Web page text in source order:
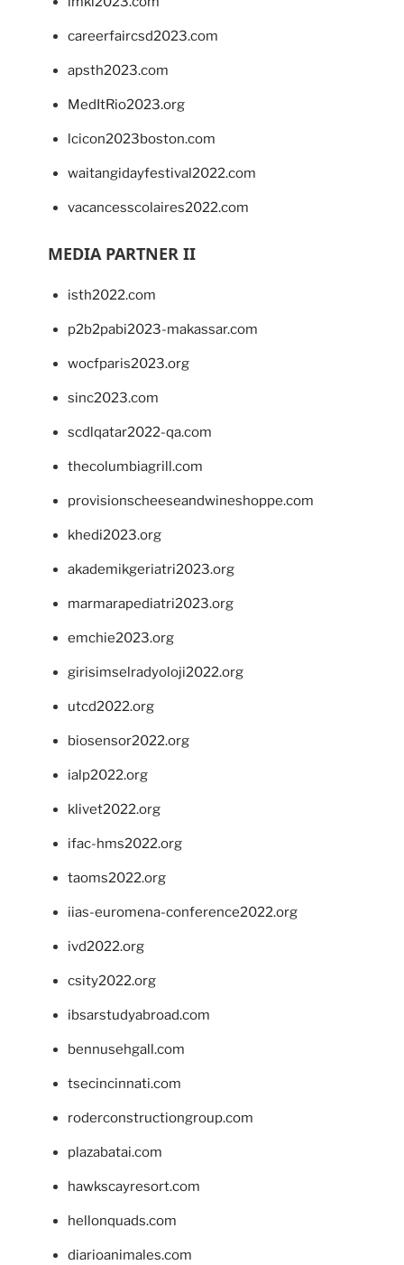
careerfaircsd2023.com
apsth2023.com
MedItRio2023.org
lcicon2023boston.com
waitangidayfestival2022.com
vacancesscolaires2022.com
MEDIA PARTNER II
isth2022.com
p2b2pabi2023-makassar.com
wocfparis2023.org
sinc2023.com
scdlqatar2022-qa.com
thecolumbiagrill.com
provisionscheeseandwineshoppe.com
khedi2023.org
akademikgeriatri2023.org
marmarapediatri2023.org
emchie2023.org
girisimselradyoloji2022.org
utcd2022.org
biosensor2022.org
ialp2022.org
klivet2022.org
ifac-hms2022.org
taoms2022.org
iias-euromena-conference2022.org
ivd2022.org
csity2022.org
ibsarstudyabroad.com
bennusehgall.com
tsecincinnati.com
roderconstructiongroup.com
plazabatai.com
hawkscayresort.com
hellonquads.com
diarioanimales.com